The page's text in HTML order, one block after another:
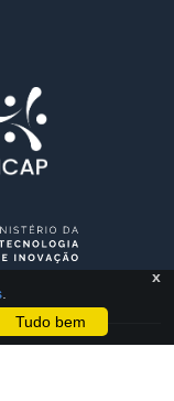
x
Tudo bem